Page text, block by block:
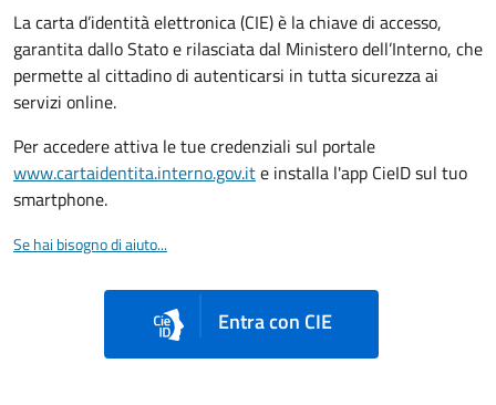
La carta d’identità elettronica (CIE) è la chiave di accesso,
garantita dallo Stato e rilasciata dal Ministero dell’Interno, che
permette al cittadino di autenticarsi in tutta sicurezza ai
servizi online.
Per accedere attiva le tue credenziali sul portale
www.cartaidentita.interno.gov.ite installa l'app CieID sul tuo
smartphone.
Se hai bisogno di aiuto...
Entra con CIE